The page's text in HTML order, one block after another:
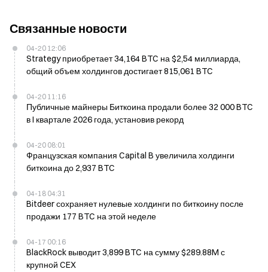
Связанные новости
04-20 12:06
Strategy приобретает 34,164 BTC на $2,54 миллиарда,
общий объем холдингов достигает 815,061 BTC
04-20 11:16
Публичные майнеры Биткоина продали более 32 000 BTC
в I квартале 2026 года, установив рекорд
04-20 08:01
Французская компания Capital B увеличила холдинги
биткоина до 2,937 BTC
04-18 04:31
Bitdeer сохраняет нулевые холдинги по биткоину после
продажи 177 BTC на этой неделе
04-17 00:16
BlackRock выводит 3,899 BTC на сумму $289.88M с
крупной CEX